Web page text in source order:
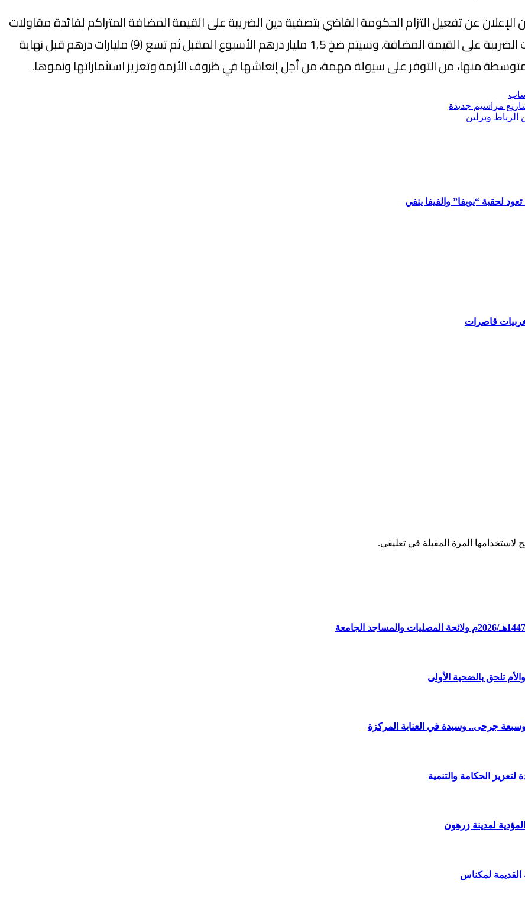
عن تفعيل التزام الحكومة القاضي بتصفية دين الضريبة على القيمة المضافة المتراكم لفائدة مقاولات
القطاع الخاص، حيث تم ضخ 2,5 مليار درهم لأداء مستحقات الضريبة على القيمة المضافة، وسيتم ضخ 1,5 مليار درهم الأسبوع المقبل ثم تسع (9) مليارات درهم قبل نهاية
مراسيم جديدة
الرباط وبرلين
لحقبة “يويفا” والفيفا ينفي
قاصرات
لاستخدامها المرة المقبلة في تعليقي.
تلحق بالضحية الأولى
جرحى.. وسيدة في العناية المركزة